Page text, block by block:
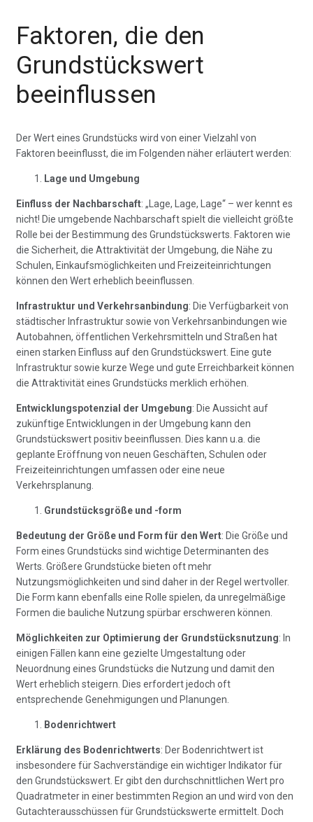
Faktoren, die den
Grundstückswert
beeinflussen
Der Wert eines Grundstücks wird von einer Vielzahl von
Faktoren beeinflusst, die im Folgenden näher erläutert werden:
Lage und Umgebung
Einfluss der Nachbarschaft: „Lage, Lage, Lage“ – wer kennt es
nicht! Die umgebende Nachbarschaft spielt die vielleicht größte
Rolle bei der Bestimmung des Grundstückswerts. Faktoren wie
die Sicherheit, die Attraktivität der Umgebung, die Nähe zu
Schulen, Einkaufsmöglichkeiten und Freizeiteinrichtungen
können den Wert erheblich beeinflussen.
Infrastruktur und Verkehrsanbindung: Die Verfügbarkeit von
städtischer Infrastruktur sowie von Verkehrsanbindungen wie
Autobahnen, öffentlichen Verkehrsmitteln und Straßen hat
einen starken Einfluss auf den Grundstückswert. Eine gute
Infrastruktur sowie kurze Wege und gute Erreichbarkeit können
die Attraktivität eines Grundstücks merklich erhöhen.
Entwicklungspotenzial der Umgebung: Die Aussicht auf
zukünftige Entwicklungen in der Umgebung kann den
Grundstückswert positiv beeinflussen. Dies kann u.a. die
geplante Eröffnung von neuen Geschäften, Schulen oder
Freizeiteinrichtungen umfassen oder eine neue
Verkehrsplanung.
Grundstücksgröße und -form
Bedeutung der Größe und Form für den Wert: Die Größe und
Form eines Grundstücks sind wichtige Determinanten des
Werts. Größere Grundstücke bieten oft mehr
Nutzungsmöglichkeiten und sind daher in der Regel wertvoller.
Die Form kann ebenfalls eine Rolle spielen, da unregelmäßige
Formen die bauliche Nutzung spürbar erschweren können.
Möglichkeiten zur Optimierung der Grundstücksnutzung: In
einigen Fällen kann eine gezielte Umgestaltung oder
Neuordnung eines Grundstücks die Nutzung und damit den
Wert erheblich steigern. Dies erfordert jedoch oft
entsprechende Genehmigungen und Planungen.
Bodenrichtwert
Erklärung des Bodenrichtwerts: Der Bodenrichtwert ist
insbesondere für Sachverständige ein wichtiger Indikator für
den Grundstückswert. Er gibt den durchschnittlichen Wert pro
Quadratmeter in einer bestimmten Region an und wird von den
Gutachterausschüssen für Grundstückswerte ermittelt. Doch